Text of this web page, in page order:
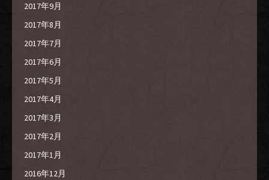
2017年9月
2017年8月
2017年7月
2017年6月
2017年5月
2017年4月
2017年3月
2017年2月
2017年1月
2016年12月